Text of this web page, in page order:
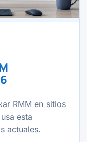
RMM en sitios
esta
actuales.